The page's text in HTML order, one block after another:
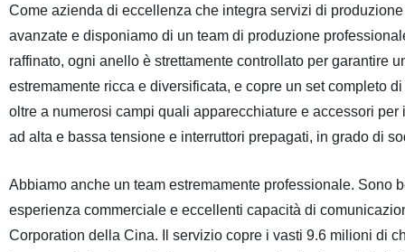
Come azienda di eccellenza che integra servizi di
avanzate e disponiamo di un team di produzione
raffinato, ogni anello è strettamente controllato per garantire
estremamente ricca e diversificata, e copre un set completo
oltre a numerosi campi quali apparecchiature e accessori
ad alta e bassa tensione e interruttori prepagati, in grado di
Abbiamo anche un team estremamente professionale.
esperienza commerciale e eccellenti capacità di
Corporation della Cina. Il servizio copre i vasti 9.6 milioni di